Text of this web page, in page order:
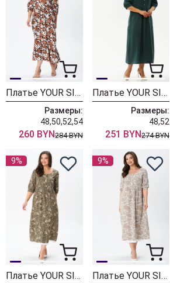
Платье YOUR SIZE 2259
Размеры:
48,50,52,54
260 BYN284 BYN
Платье YOUR SIZE 2258
Размеры:
48,52
251 BYN274 BYN
9%
Платье YOUR SIZE 2254
9%
Платье YOUR SIZE 2253